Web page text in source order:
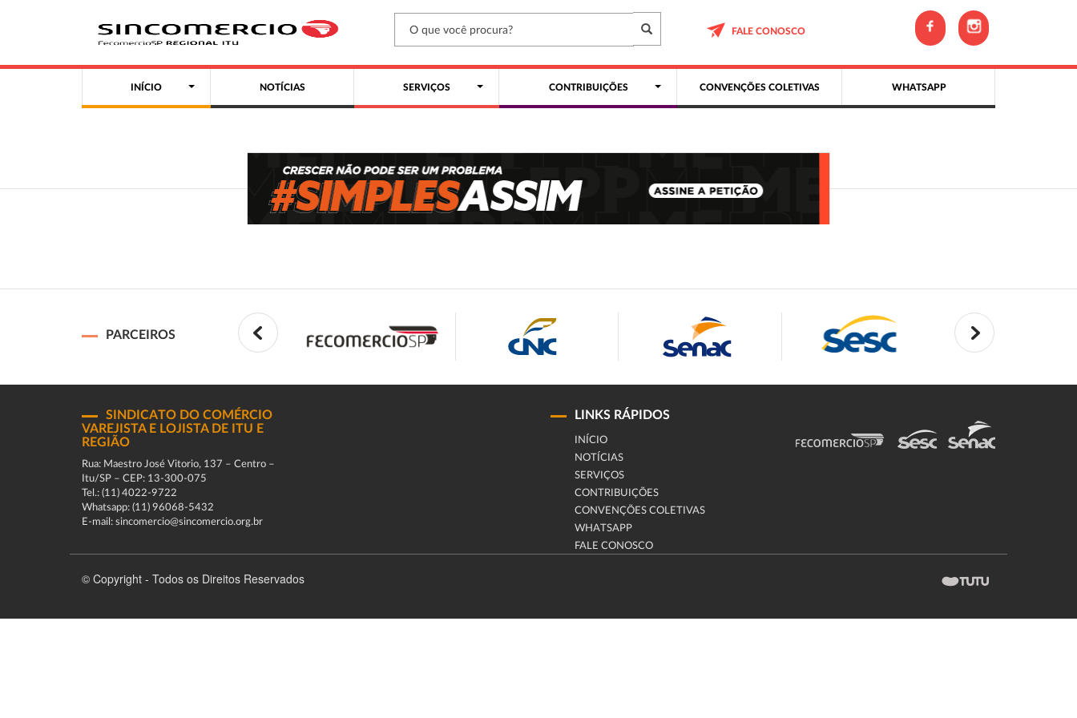
FALE CONOSCO
INÍCIO NOTÍCIAS SERVIÇOS CONTRIBUIÇÕES CONVENÇÕES COLETIVAS WHATSAPP
PARCEIROS
SINDICATO DO COMÉRCIO
VAREJISTA E LOJISTA DE ITU E
REGIÃO
Rua: Maestro José Vitorio, 137 – Centro –
Itu/SP – CEP: 13-300-075
Tel.: (11) 4022-9722
Whatsapp: (11) 96068-5432
E-mail: sincomercio@sincomercio.org.br
LINKS RÁPIDOS
INÍCIO
NOTÍCIAS
SERVIÇOS
CONTRIBUIÇÕES
CONVENÇÕES COLETIVAS
WHATSAPP
FALE CONOSCO
© Copyright - Todos os Direitos Reservados